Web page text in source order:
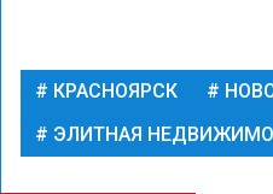
КРАСНОЯРСК
ЭЛИТНАЯ